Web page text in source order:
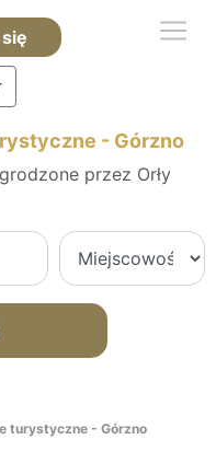
się
- Górzno
przez Orły
turystyczne - Górzno